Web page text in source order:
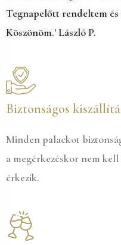
Tegnapelőtt rendeltem
Köszönöm.' László P.
Biztonságos
Minden palackot
a megérkezéskor nem
érkezik.